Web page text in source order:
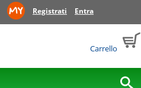
Registrati Entra
Carrello